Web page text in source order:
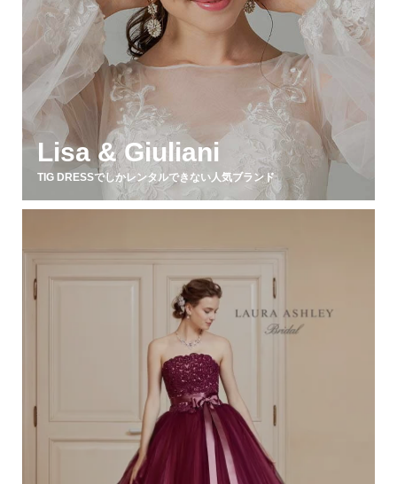
Lisa & Giuliani
TIG DRESSでしかレンタルできない人気ブランド